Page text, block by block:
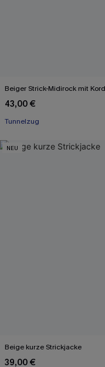
Beiger Strick-Midirock mit
43,00 €
Tunnelzug
NEU
Beige kurze Strickjacke
39,00 €